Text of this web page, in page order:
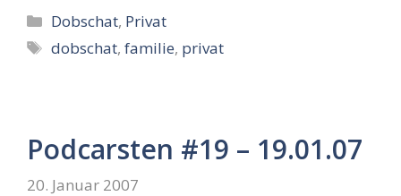
Kategorien
Dobschat, Privat
Schlagwörter
dobschat,familie, privat
Podcarsten #19 – 19.01.07
20. Januar 2007